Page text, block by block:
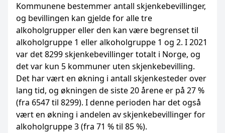
Kommunene bestemmer antall skjenkebevillinger,
og bevillingen kan gjelde for alle tre
alkoholgrupper eller den kan være begrenset til
alkoholgruppe 1 eller alkoholgruppe 1 og 2. I 2021
var det 8299 skjenkebevillinger totalt i Norge, og
det var kun 5 kommuner uten skjenkebevilling.
Det har vært en økning i antall skjenkesteder over
lang tid, og økningen de siste 20 årene er på 27 %
(fra 6547 til 8299). I denne perioden har det også
vært en økning i andelen av skjenkebevillinger for
alkoholgruppe 3 (fra 71 % til 85 %).